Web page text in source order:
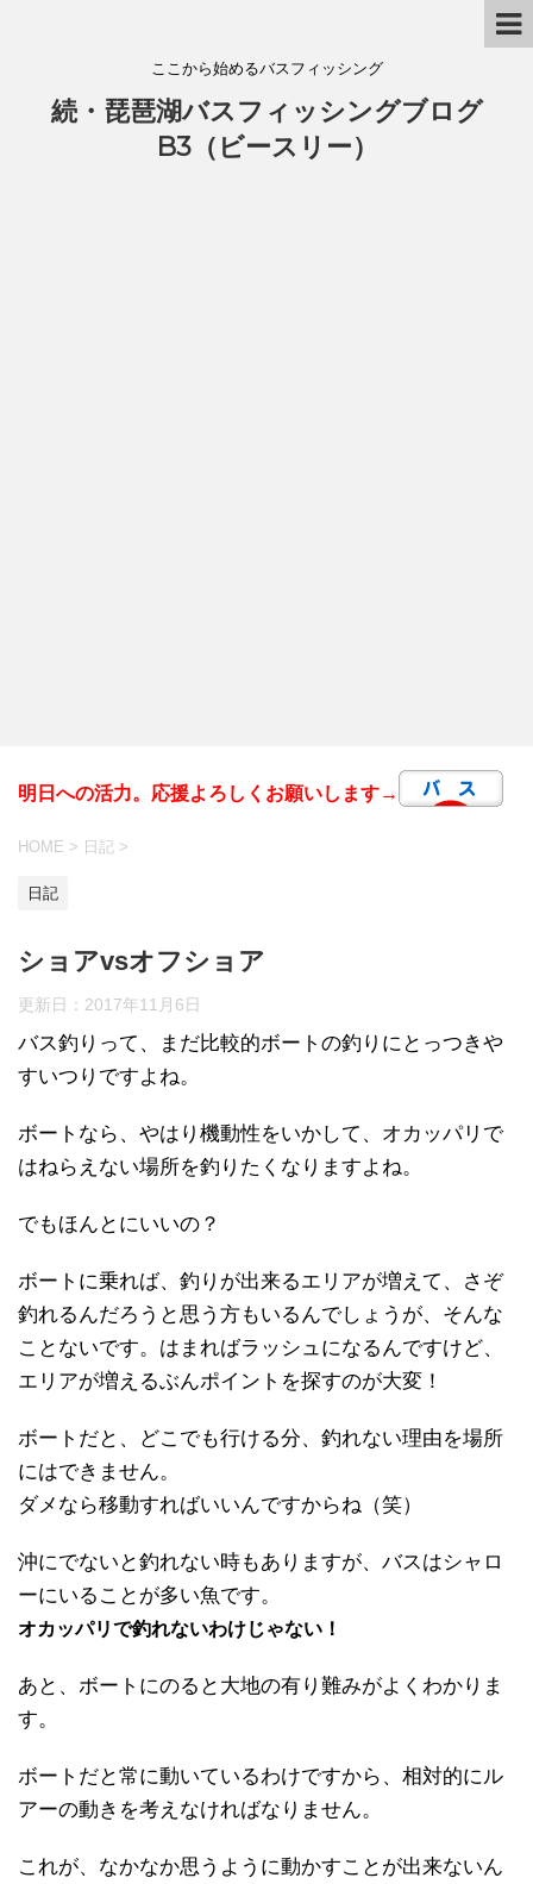
ここから始めるバスフィッシング
続・琵琶湖バスフィッシングブログ
B3（ビースリー）
明日への活力。応援よろしくお願いします→
HOME > 日記 >
日記
ショアvsオフショア
更新日： 2017年11月6日
バス釣りって、まだ比較的ボートの釣りにとっつきや
すいつりですよね。
ボートなら、やはり機動性をいかして、オカッパリで
はねらえない場所を釣りたくなりますよね。
でもほんとにいいの？
ボートに乗れば、釣りが出来るエリアが増えて、さぞ
釣れるんだろうと思う方もいるんでしょうが、そんな
ことないです。はまればラッシュになるんですけど、
エリアが増えるぶんポイントを探すのが大変！
ボートだと、どこでも行ける分、釣れない理由を場所
にはできません。
ダメなら移動すればいいんですからね（笑）
沖にでないと釣れない時もありますが、バスはシャロ
ーにいることが多い魚です。
オカッパリで釣れないわけじゃない！
あと、ボートにのると大地の有り難みがよくわかりま
す。
ボートだと常に動いているわけですから、相対的にル
アーの動きを考えなければなりません。
これが、なかなか思うように動かすことが出来ないん